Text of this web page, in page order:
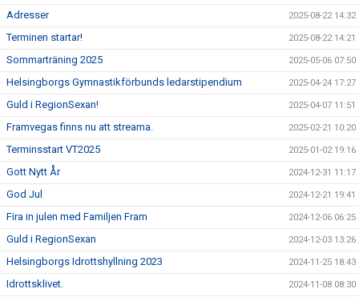
Adresser 2025-08-22 14:32
Terminen startar! 2025-08-22 14:21
Sommarträning 2025 2025-05-06 07:50
Helsingborgs Gymnastikförbunds ledarstipendium 2025-04-24 17:27
Guld i RegionSexan! 2025-04-07 11:51
Framvegas finns nu att streama. 2025-02-21 10:20
Terminsstart VT2025 2025-01-02 19:16
Gott Nytt År 2024-12-31 11:17
God Jul 2024-12-21 19:41
Fira in julen med Familjen Fram 2024-12-06 06:25
Guld i RegionSexan 2024-12-03 13:26
Helsingborgs Idrottshyllning 2023 2024-11-25 18:43
Idrottsklivet. 2024-11-08 08:30